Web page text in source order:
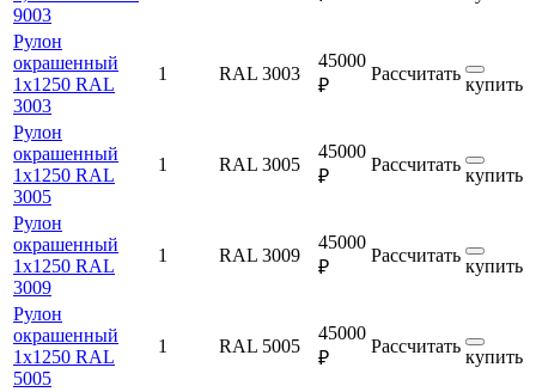
9003
Рулон
окрашенный
1х1250 RAL
3003
1 RAL 3003
45000
₽
Рассчитать
купить
Рулон
окрашенный
1х1250 RAL
3005
1 RAL 3005
45000
₽
Рассчитать
купить
Рулон
окрашенный
1х1250 RAL
3009
1 RAL 3009
45000
₽
Рассчитать
купить
Рулон
окрашенный
1х1250 RAL
5005
1 RAL 5005
45000
₽
Рассчитать
купить